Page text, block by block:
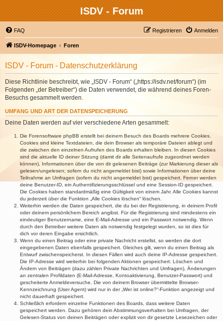
ISDV - Forum
FAQ Anmelden
Registrieren
ISDV-Homepage Foren
ISDV - Forum - Datenschutzerklärung
Diese Richtlinie beschreibt, wie „ISDV - Forum“ („https://isdv.net/forum“) (im
Folgenden „der Betreiber“) die Daten verwendet, die während deines Foren-
Besuchs gesammelt werden.
UMFANG UND ART DER DATENSPEICHERUNG
Deine Daten werden auf vier verschiedene Arten gesammelt:
Die Forensoftware phpBB erstellt bei deinem Besuch des Boards mehrere Cookies.
Cookies sind kleine Textdateien, die dein Browser als temporäre Dateien ablegt und
die zwischen den einzelnen Aufrufen des Boards erhalten bleiben. In diesen Cookies
sind die aktuelle ID deiner Sitzung (damit dir alle Seitenaufrufe zugeordnet werden
können), Informationen über die von dir gelesenen Beiträge (zur Markierung dieser als
gelesen/ungelesen; sofern du nicht angemeldet bist) sowie Informationen über deine
Teilnahme an Umfragen (sofern du nicht angemeldet bist) gespeichert. Ferner werden
deine Benutzer-ID, ein Authentifizierungsschlüssel und eine Session-ID gespeichert.
Die Cookies haben standardmäßig eine Gültigkeit von einem Jahr. Alle Cookies kannst
du jederzeit über die Funktion „Alle Cookies löschen“ löschen.
Weiterhin werden die Daten gespeichert, die du bei der Registrierung, in deinem Profil
oder deinem persönlichem Bereich angibst. Für die Registrierung sind mindestens ein
eindeutiger Benutzername, eine E-Mail-Adresse und ein Passwort notwendig. Wenn
durch den Betreiber weitere Daten als notwendig festgelegt wurden, so ist dies für
dich vor deren Eingabe ersichtlich.
Wenn du einen Beitrag oder eine private Nachricht erstellst, so werden die dort
eingegebenen Daten ebenfalls gespeichert. Gleiches gilt, wenn du einen Beitrag als
Entwurf zwischenspeicherst. In diesen Fällen wird auch deine IP-Adresse gespeichert.
Die IP-Adresse wird weiterhin bei folgenden Aktionen gespeichert: Löschen und
Ändern von Beiträgen (dazu zählen Private Nachrichten und Umfragen), Änderungen
an zentralen Profildaten (E-Mail-Adresse, Kontoaktivierung, Benutzer-Passwort) und
gescheiterte Anmeldeversuche. Die von deinem Browser übermittelte Browser-
Kennzeichnung (User Agent) wird nur in der „Wer ist online?“-Funktion angezeigt und
nicht dauerhaft gespeichert.
Schließlich erfordern einzelne Funktionen des Boards, dass weitere Daten
gespeichert werden. Dazu gehören dein Abstimmungsverhalten bei Umfragen, der
Gelesen-Status von deinen Beiträgen oder explizit von dir gesetzte Lesezeichen oder